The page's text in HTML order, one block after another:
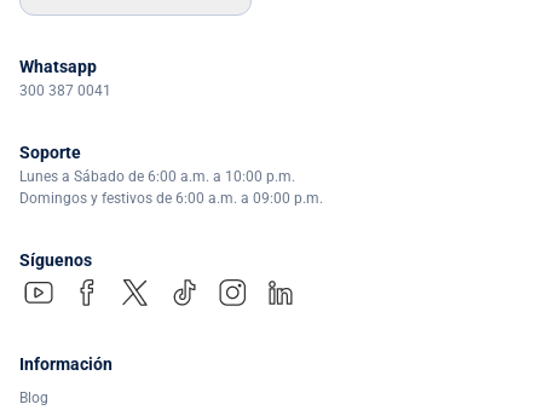
Whatsapp
300 387 0041
Soporte
Lunes a Sábado de 6:00 a.m. a 10:00 p.m.
Domingos y festivos de 6:00 a.m. a 09:00 p.m.
Síguenos
Información
Blog